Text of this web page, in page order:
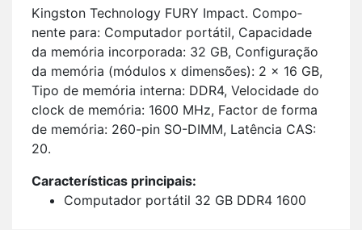
Kingston Te­ch­no­logy FURY Im­pact. Com­po­
nente para: Com­pu­tador por­tátil, Ca­pa­ci­dade
da me­mória in­cor­po­rada: 32 GB, Con­fi­gu­ração
da me­mória (mó­dulos x di­men­sões): 2 x 16 GB,
Tipo de me­mória in­terna: DDR4, Ve­lo­ci­dade do
clock de me­mória: 1600 MHz, Factor de forma
de me­mória: 260-pin SO-DIMM, La­tência CAS:
20.
Ca­rac­te­rís­ticas prin­ci­pais:
Com­pu­tador por­tátil 32 GB DDR4 1600